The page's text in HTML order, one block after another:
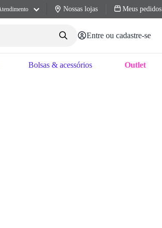
Nossas lojas Meus pedidos
Entre ou cadastre-se
Bolsas & acessórios Outlet